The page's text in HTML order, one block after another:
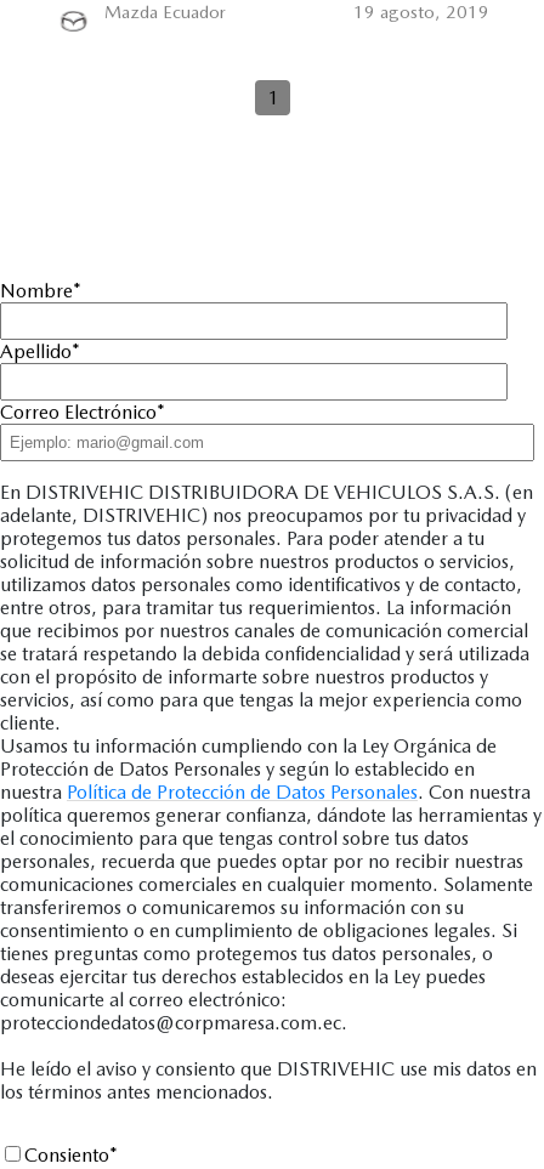
Mazda Ecuador 19 agosto, 2019
1
Nombre*
Apellido*
Correo Electrónico*
En DISTRIVEHIC DISTRIBUIDORA DE VEHICULOS S.A.S. (en
adelante, DISTRIVEHIC) nos preocupamos por tu privacidad y
protegemos tus datos personales. Para poder atender a tu
solicitud de información sobre nuestros productos o servicios,
utilizamos datos personales como identificativos y de contacto,
entre otros, para tramitar tus requerimientos. La información
que recibimos por nuestros canales de comunicación comercial
se tratará respetando la debida confidencialidad y será utilizada
con el propósito de informarte sobre nuestros productos y
servicios, así como para que tengas la mejor experiencia como
cliente.
Usamos tu información cumpliendo con la Ley Orgánica de
Protección de Datos Personales y según lo establecido en
nuestra Política de Protección de Datos Personales. Con nuestra
política queremos generar confianza, dándote las herramientas y
el conocimiento para que tengas control sobre tus datos
personales, recuerda que puedes optar por no recibir nuestras
comunicaciones comerciales en cualquier momento. Solamente
transferiremos o comunicaremos su información con su
consentimiento o en cumplimiento de obligaciones legales. Si
tienes preguntas como protegemos tus datos personales, o
deseas ejercitar tus derechos establecidos en la Ley puedes
comunicarte al correo electrónico:
protecciondedatos@corpmaresa.com.ec.
He leído el aviso y consiento que DISTRIVEHIC use mis datos en
los términos antes mencionados.
Consiento*